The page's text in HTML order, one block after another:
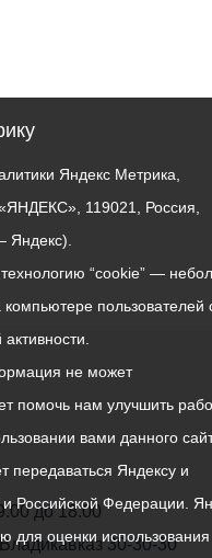
до 18.00
30-30-30
Яндекс Метрика,
119021, Россия,
Яндекс).
“cookie” —
пользователей
не может
помочь нам улучшить
вами данного
передаваться Яндексу и
Российской Федерации.
для оценки